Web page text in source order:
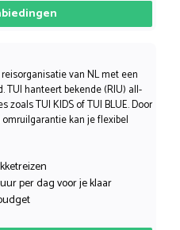
van NL met een
TUI hanteert bekende (RIU) all-
zoals TUI KIDS of TUI BLUE. Door
kan je flexibel
per dag voor je klaar